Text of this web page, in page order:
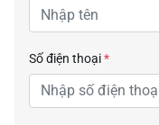
Số điện thoại*